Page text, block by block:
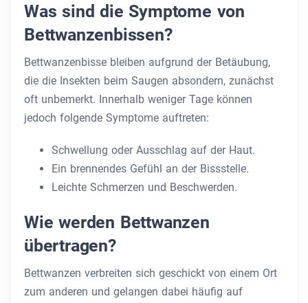
Was sind die Symptome von
Bettwanzenbissen?
Bettwanzenbisse bleiben aufgrund der Betäubung,
die die Insekten beim Saugen absondern, zunächst
oft unbemerkt. Innerhalb weniger Tage können
jedoch folgende Symptome auftreten:
Schwellung oder Ausschlag auf der Haut.
Ein brennendes Gefühl an der Bissstelle.
Leichte Schmerzen und Beschwerden.
Wie werden Bettwanzen
übertragen?
Bettwanzen verbreiten sich geschickt von einem Ort
zum anderen und gelangen dabei häufig auf